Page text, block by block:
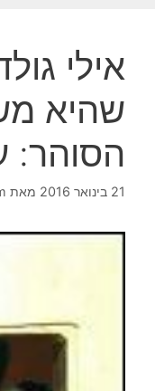
אילי
שהיא
הסוהר:
21 בינואר 2016 מאת